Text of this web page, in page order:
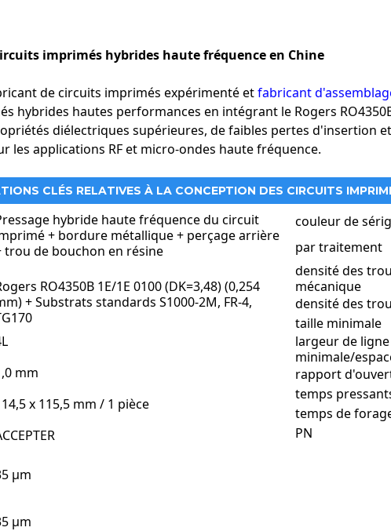
imprimés hybrides haute fréquence en Chine
de circuits imprimés expérimenté etfabricant
hybrides hautes performances en intégrant le Rogers
diélectriques supérieures, de faibles pertes d'insertion
les applications RF et micro-ondes haute fréquence.
CLÉS RELATIVES À LA CONCEPTION DES CIRCUITS
hybride haute fréquence du circuit
+ bordure métallique + perçage arrière
trou de bouchon en résine
RO4350B 1E/1E 0100 (DK=3,48) (0,254
+ Substrats standards S1000-2M, FR-4,
mm
x 115,5 mm / 1 pièce
µm
µm
couleur de
par traitement
densité des
mécanique
densité des
taille minimale
largeur de ligne
minimale/
rapport
temps
temps de
PN
est conçu pour les applications RF et micro-ondes hautes
et une excellente gestion thermique sont essentiels.
et cas d'utilisation :
5G
antennes des stations de base 5G, les modules frontaux RF et les
du signal à faible perte et à haut débit pour une connectivité
et de navigation par satellite
GNSS, GPS et de télémétrie par satellite
perte diélectrique et une stabilité à haute fréquence
et aérospatiale
systèmes radar militaires et commerciaux
haute fréquence avec bordure métallique améliorent le blindage
en réseau de données à haut débit